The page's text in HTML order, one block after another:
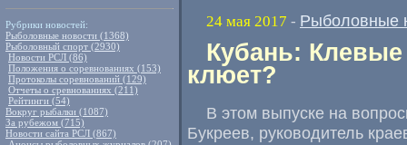
Рубрики новостей:
Рыболовные новости (1368)
Рыболовный спорт (2930)
Новости РСЛ (86)
Положения о соревнованиях (153)
Протоколы соревнований (129)
Отчеты о сревнованиях (211)
Рейтинги (54)
Вокруг рыбалки (1087)
За рубежом (715)
Новости сайта РСЛ (867)
24 мая 2017 - Рыболовные
Кубань: Клевые
клюет?
В этом выпуске на
Букреев, руководитель